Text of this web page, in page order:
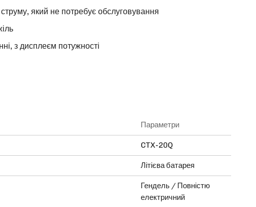
який не потребує обслуговування
з дисплеєм потужності
Параметри
CTX-20Q
Літієва батарея
Гендель / Повністю
електричний